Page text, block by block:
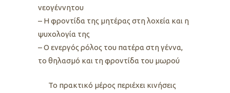
νεογέννητου
– Η φροντίδα της μητέρας στη λοχεία και η
ψυχολογία της
– Ο ενεργός ρόλος του πατέρα στη γέννα,
το θηλασμό και τη φροντίδα του μωρού
Το πρακτικό μέρος περιέχει κινήσεις